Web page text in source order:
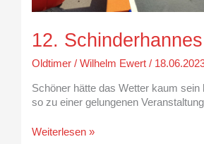
12.
Oldtimer/ Wilhelm Ewert /
Schöner hätte das Wetter kaum sein
so zu einer gelungenen
Weiterlesen »